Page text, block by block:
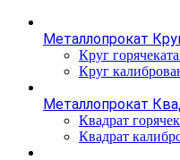
Металлопрокат
Круг
Круг
Металлопрокат
Квадрат
Квадрат